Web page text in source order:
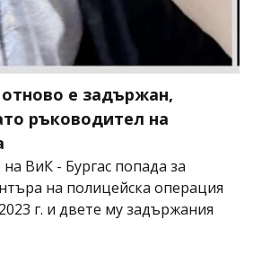
е задържан,
ръководител на
ВиК - Бургас попада за
на полицейска операция
г. и двете му задържания